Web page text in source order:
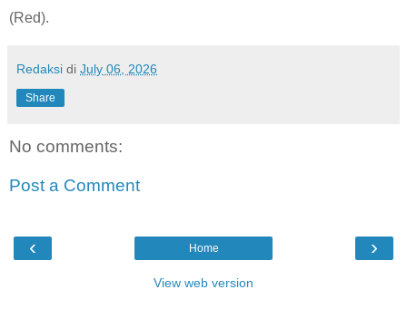
(Red).
Redaksi di July 06, 2026
Share
No comments:
Post a Comment
‹ ›
Home
View web version